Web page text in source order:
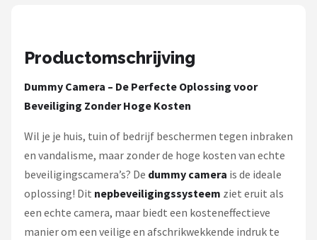
Productomschrijving
Dummy Camera – De Perfecte Oplossing voor
Beveiliging Zonder Hoge Kosten
Wil je je huis, tuin of bedrijf beschermen tegen inbraken
en vandalisme, maar zonder de hoge kosten van echte
beveiligingscamera’s? De dummy camera is de ideale
oplossing! Dit nepbeveiligingssysteem ziet eruit als
een echte camera, maar biedt een kosteneffectieve
manier om een veilige en afschrikwekkende indruk te